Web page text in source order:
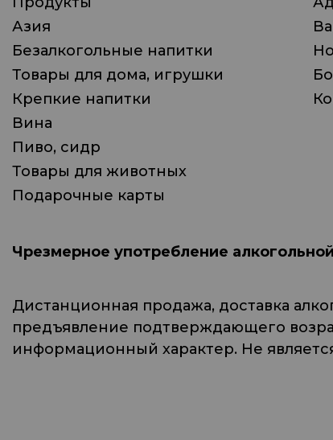
Азия
Безалкогольные напитки
Товары для дома, игрушки
Крепкие напитки
Вина
Пиво, сидр
Товары для животных
Подарочные карты
Чрезмерное употребление
Дистанционная продажа, доставка
предъявление подтверждающего
информационный характер. Не